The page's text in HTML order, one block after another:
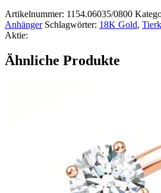
Artikelnummer: 1154.06035/0800
Anhänger Schlagwörter: 18K Gold,
Aktie:
Ähnliche Produkte